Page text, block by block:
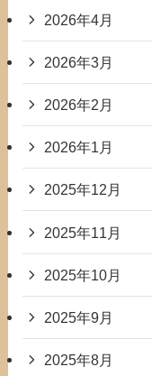
2026年4月
2026年3月
2026年2月
2026年1月
2025年12月
2025年11月
2025年10月
2025年9月
2025年8月